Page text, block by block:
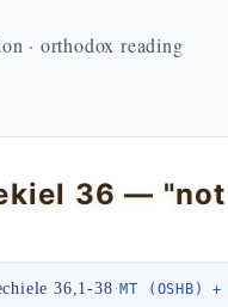
· orthodox reading
36,1-38·MT (OSHB) +